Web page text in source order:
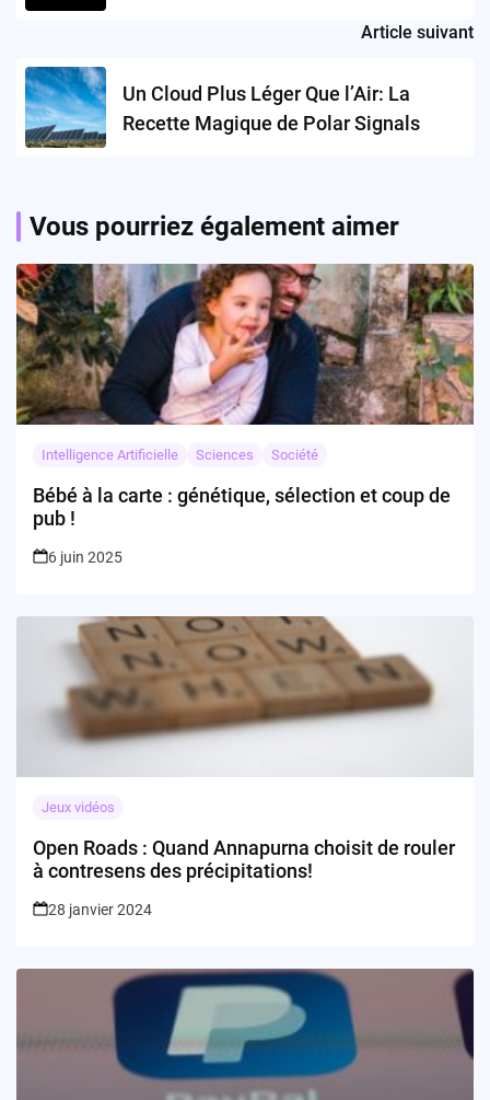
Article suivant
Un Cloud Plus Léger Que l’Air: La
Recette Magique de Polar Signals
Vous pourriez également aimer
Intelligence Artificielle Sciences Société
Bébé à la carte : génétique, sélection et coup de
pub !
6 juin 2025
Jeux vidéos
Open Roads : Quand Annapurna choisit de rouler
à contresens des précipitations!
28 janvier 2024